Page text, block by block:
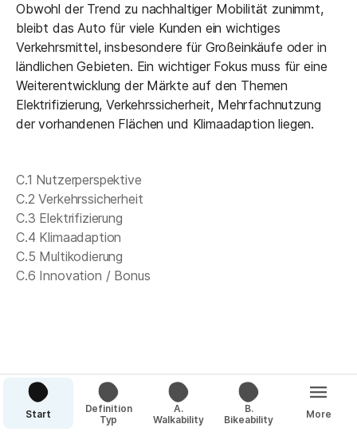
Obwohl der Trend zu nachhaltiger Mobilität zunimmt,
bleibt das Auto für viele Kunden ein wichtiges
Verkehrsmittel, insbesondere für Großeinkäufe oder in
ländlichen Gebieten. Ein wichtiger Fokus muss für eine
Weiterentwicklung der Märkte auf den Themen
Elektrifizierung, Verkehrssicherheit, Mehrfachnutzung
der vorhandenen Flächen und Klimaadaption liegen.
C.1 Nutzerperspektive
C.2 Verkehrssicherheit
C.3 Elektrifizierung
C.4 Klimaadaption
C.5 Multikodierung
C.6 Innovation / Bonus
Start
Definition
Typ
A.
Walkability
B.
Bikeability
More